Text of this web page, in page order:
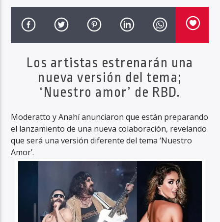
Haahil FM
Los artistas estrenarán una
nueva versión del tema;
‘Nuestro amor’ de RBD.
Moderatto y Anahí anunciaron que están preparando
el lanzamiento de una nueva colaboración, revelando
que será una versión diferente del tema ‘Nuestro
Amor’.